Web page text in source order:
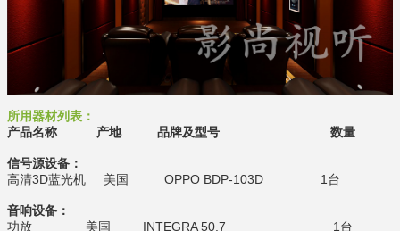
所用器材列表：
产品名称 产地 品牌及型号 数量
信号源设备：
高清3D蓝光机 美国 OPPO BDP-103D 1台
音响设备：
功放 美国 INTEGRA 50.7 1台